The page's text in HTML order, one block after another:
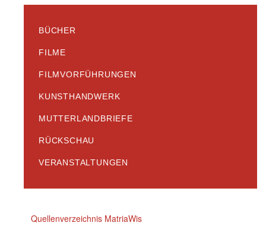
BÜCHER
FILME
FILMVORFÜHRUNGEN
KUNSTHANDWERK
MUTTERLANDBRIEFE
RÜCKSCHAU
VERANSTALTUNGEN
Quellenverzeichnis MatriaWis